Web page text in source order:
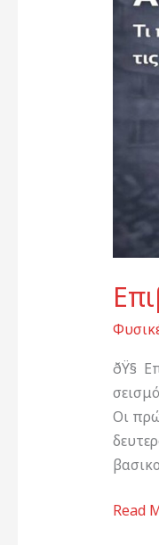
ðŸ§
Οι
σεισμό
Read